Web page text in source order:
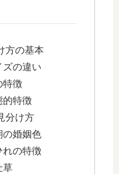
方の基本
ズの違い
特徴
的特徴
分け方
の婚姻色
れの特徴
草